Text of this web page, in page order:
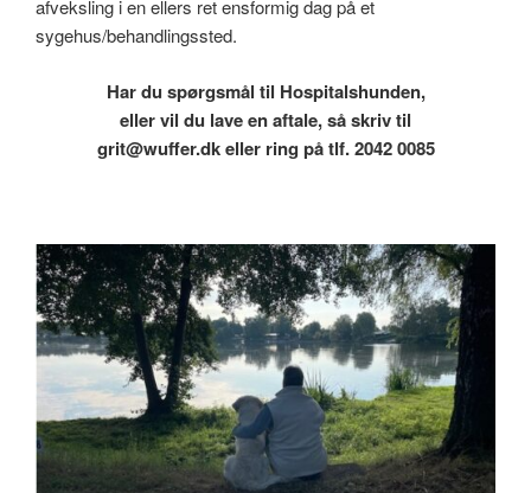
afveksling i en ellers ret ensformig dag på et
sygehus/behandlingssted.
Har du spørgsmål til Hospitalshunden,
eller vil du lave en aftale, så skriv til
grit@wuffer.dk eller ring på tlf. 2042 0085